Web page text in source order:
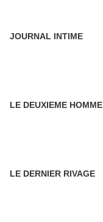
JOURNAL INTIME
LE DEUXIEME HOMME
LE DERNIER RIVAGE